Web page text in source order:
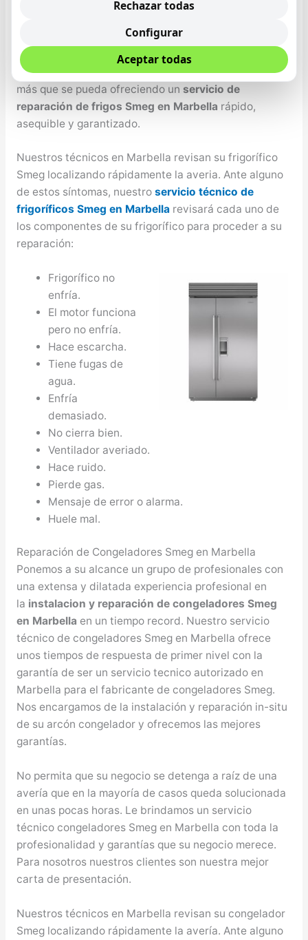
importancia que se cuente con un frigorífico que
tiempo posible, Smeg no solo se desarrollan altas
tecnologías con un periodo de vida útil, sino además
de esto nos encargamos de exender esa vida útil lo
más que se pueda ofreciendo un servicio de
reparación de frigos Smeg en Marbella rápido,
asequible y garantizado.
Nuestros técnicos en Marbella revisan su frigorífico
Smeg localizando rápidamente la averia. Ante alguno
de estos síntomas, nuestro servicio técnico de
frigoríficos Smeg en Marbellarevisará cada uno de
los componentes de su frigorífico para proceder a su
reparación:
Frigorífico no
enfría.
El motor funciona
pero no enfría.
Hace escarcha.
Tiene fugas de
agua.
Enfría
demasiado.
No cierra bien.
Ventilador averiado.
Hace ruido.
Pierde gas.
Mensaje de error o alarma.
Huele mal.
Reparación de Congeladores Smeg en Marbella
Ponemos a su alcance un grupo de profesionales con
una extensa y dilatada experiencia profesional en
la instalacion y reparación de congeladores Smeg
en Marbella en un tiempo record. Nuestro servicio
técnico de congeladores Smeg en Marbella ofrece
unos tiempos de respuesta de primer nivel con la
garantía de ser un servicio tecnico autorizado en
Marbella para el fabricante de congeladores Smeg.
Nos encargamos de la instalación y reparación in-situ
de su arcón congelador y ofrecemos las mejores
garantías.
No permita que su negocio se detenga a raíz de una
avería que en la mayoría de casos queda solucionada
en unas pocas horas. Le brindamos un servicio
técnico congeladores Smeg en Marbella con toda la
profesionalidad y garantías que su negocio merece.
Para nosotros nuestros clientes son nuestra mejor
carta de presentación.
Nuestros técnicos en Marbella revisan su congelador
Smeg localizando rápidamente la avería. Ante alguno
Rechazar todas
Configurar
Aceptar todas